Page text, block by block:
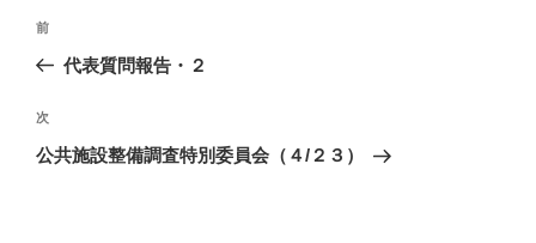
投
ビ
ゲ
過
去
投
稿
前
代表質問報告・２
次
の
次
公共施設整備調査特別委員会（４/２３）